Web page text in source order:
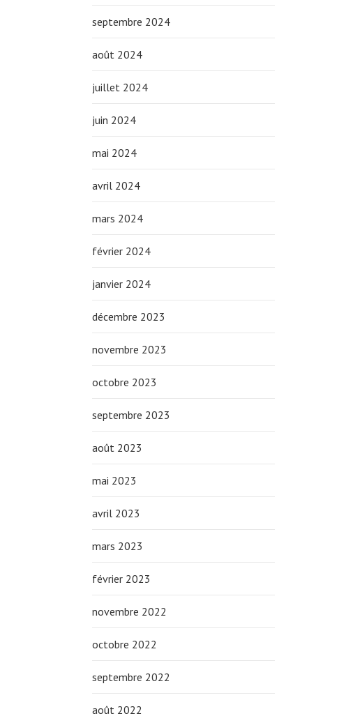
septembre 2024
août 2024
juillet 2024
juin 2024
mai 2024
avril 2024
mars 2024
février 2024
janvier 2024
décembre 2023
novembre 2023
octobre 2023
septembre 2023
août 2023
mai 2023
avril 2023
mars 2023
février 2023
novembre 2022
octobre 2022
septembre 2022
août 2022